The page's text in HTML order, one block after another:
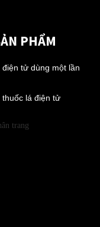
PHẨM
điện tử dùng một lần
thuốc lá điện tử